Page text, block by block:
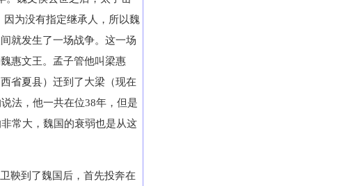
为没有指定继承人，所以魏
就发生了一场战争。这一场
惠文王。孟子管他叫梁惠
省夏县）迁到了大梁（现在
法，他一共在位38年，但是
常大，魏国的衰弱也是从这
鞅到了魏国后，首先投奔在